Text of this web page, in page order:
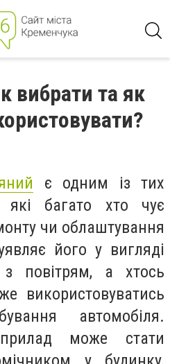
вибрати та як
є одним із тих
які багато хто чує
чи облаштування
його у вигляді
повітрям, а хтось
використовуватись
автомобіля.
може стати